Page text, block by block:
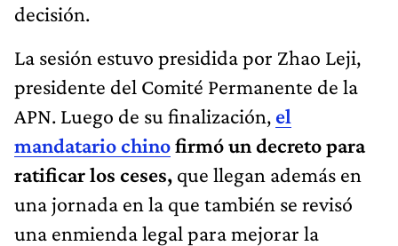
decisión.
La sesión estuvo presidida por Zhao Leji,
presidente del Comité Permanente de la
APN. Luego de su finalización, el
mandatario chinofirmó un decreto para
ratificar los ceses, que llegan además en
una jornada en la que también se revisó
una enmienda legal para mejorar la